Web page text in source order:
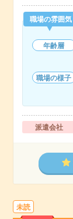
職場の雰囲気
年齢層
職場の様子
派遣会社
未読